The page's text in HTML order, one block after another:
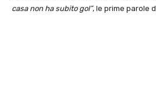
casa non ha subito gol”, le prime parole